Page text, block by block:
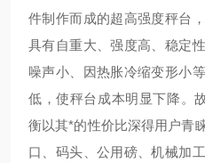
件制作而成的超高强度秤台
具有自重大、强度高、稳定
噪声小、因热胀冷缩变形小
低，使秤台成本明显下降。
衡以其*的性价比深得用户青
口、码头、公用磅、机械加